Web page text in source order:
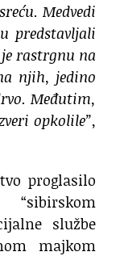
Medvedi
predstavljali
rastrgnu na
njih, jedino
Međutim,
opkolile”,
proglasilo
službe
majkom